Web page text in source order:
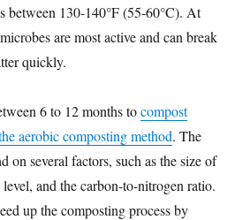
between 130-140°F (55-60°C). At
are most active and can break
quickly.
6 to 12 months tocompost
aerobic composting method. The
on several factors, such as the size of
and the carbon-to-nitrogen ratio.
up the composting process by